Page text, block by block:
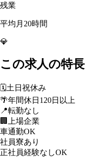
残業
平均月20時間
💎
この求人の特長
🗓️土日祝休み
🌴年間休日120日以上
📍転勤なし
🏢
上場企業
車通勤OK
社員寮あり
正社員経験なしOK